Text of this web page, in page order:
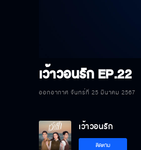
เว้าวอนรักEP.22
ออกอากาศ จันทร์ที่ 25 มีนาคม 2567
เว้าวอนรัก
ติดตาม